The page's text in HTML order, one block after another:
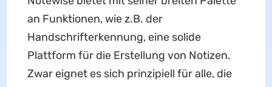
an Funktionen, wie z.B. der
Handschrifterkennung, eine solide
Plattform für die Erstellung von Notizen.
Zwar eignet es sich prinzipiell für alle, die